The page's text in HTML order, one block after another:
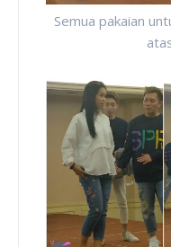
Semua pakaian